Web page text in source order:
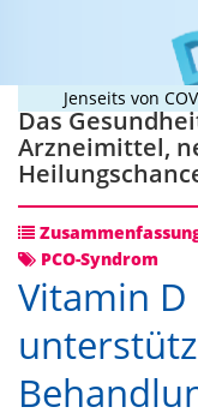
Jenseits von
Das
Arzneimittel,
PCO-Syndrom
Vitamin